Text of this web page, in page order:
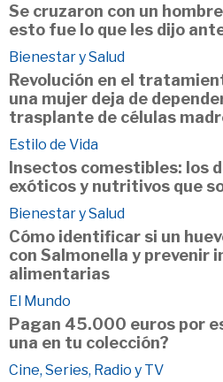
Se cruzaron con un
esto fue lo que les dijo
Bienestar y Salud
Revolución en el
una mujer deja de
trasplante de células
Estilo de Vida
Insectos comestibles: los
exóticos y nutritivos que
Bienestar y Salud
Cómo identificar si un
con Salmonella y prevenir
alimentarias
El Mundo
Pagan 45.000 euros por
una en tu colección?
Cine, Series, Radio y TV